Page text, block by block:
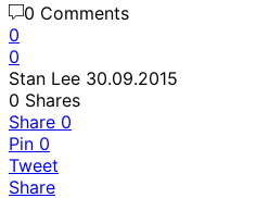
0 Comments
0
0
Stan Lee 30.09.2015
0 Shares
Share 0
Pin 0
Tweet
Share